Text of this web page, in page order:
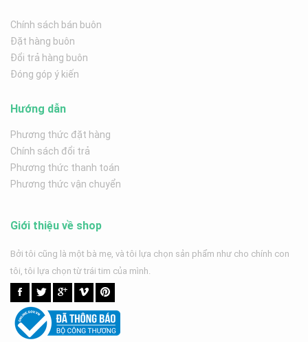
Chính sách bán buôn
Đặt hàng buôn
Đổi trả hàng buôn
Đóng góp ý kiến
Hướng dẫn
Phương thức đặt hàng
Chính sách đổi trả
Phương thức thanh toán
Phương thức vận chuyển
Giới thiệu về shop
Bởi tôi cũng là một bà mẹ, và tôi lựa chọn sản phẩm như cho chính con
tôi, tôi lựa chọn từ trái tim của mình.